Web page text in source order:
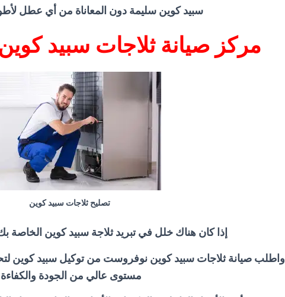
سبيد كوين سليمة دون المعاناة من أي عطل
مركز صيانة ثلاجات سبيد
تصليح ثلاجات سبيد كوين
إذا كان هناك خلل في تبريد ثلاجة سبيد كوين الخاصة
واطلب صيانة ثلاجات سبيد كوين نوفروست من توكيل سبيد
مستوى عالي من الجودة